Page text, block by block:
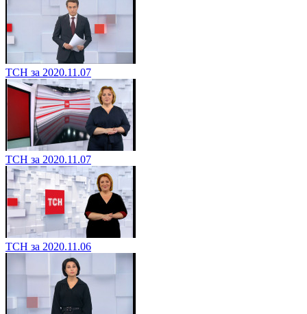
ТСН за 2020.11.07
ТСН за 2020.11.07
ТСН за 2020.11.06